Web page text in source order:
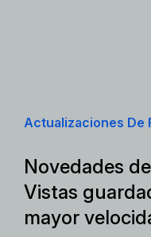
Actualizaciones De
Novedades
Vistas
mayor